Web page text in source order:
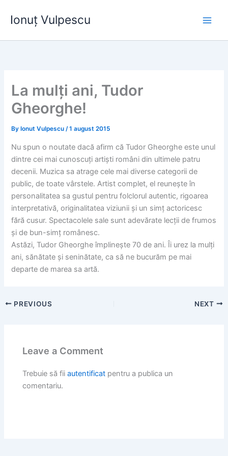
Ionuț Vulpescu
La mulți ani, Tudor
Gheorghe!
By Ionut Vulpescu/1 august 2015
Nu spun o noutate dacă afirm că Tudor Gheorghe este unul
dintre cei mai cunoscuți artiști români din ultimele patru
decenii. Muzica sa atrage cele mai diverse categorii de
public, de toate vârstele. Artist complet, el reunește în
personalitatea sa gustul pentru folclorul autentic, rigoarea
interpretativă, originalitatea viziunii și un simț actoricesc
fără cusur. Spectacolele sale sunt adevărate lecții de frumos
și de bun-simț românesc.
Astăzi, Tudor Gheorghe împlinește 70 de ani. Îi urez la mulți
ani, sănătate și seninătate, ca să ne bucurăm pe mai
departe de marea sa artă.
PREVIOUS NEXT
Leave a Comment
Trebuie să fiiautentificat pentru a publica un
comentariu.